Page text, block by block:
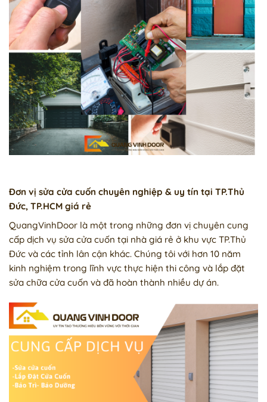
Đơn vị sửa cửa cuốn chuyên nghiệp & uy tín tại TP.Thủ
Đức, TP.HCM giá rẻ
QuangVinhDoor là một trong những đơn vị chuyên cung
cấp dịch vụ sửa cửa cuốn tại nhà giá rẻ ở khu vực TP.Thủ
Đức và các tỉnh lân cận khác. Chúng tôi với hơn 10 năm
kinh nghiệm trong lĩnh vực thực hiện thi công và lắp đặt
sửa chữa cửa cuốn và đã hoàn thành nhiều dự án.